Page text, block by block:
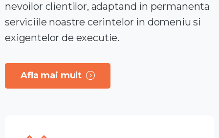
nevoilor clientilor, adaptand in permanenta
serviciile noastre cerintelor in domeniu si
exigentelor de executie.
Afla mai mult